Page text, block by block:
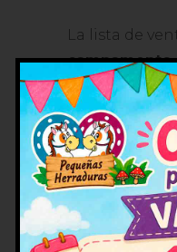
La lista de
campamento
caballos y
variada. Más
montar, los
estos
adquirido
recuerdos